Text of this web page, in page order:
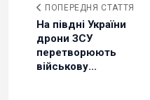
ПОПЕРЕДНЯ СТАТТЯ
На півдні України
дрони ЗСУ
перетворюють
військову...